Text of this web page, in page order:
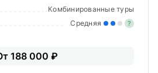
Комбинированные туры
Средняя ?
188 000 ₽